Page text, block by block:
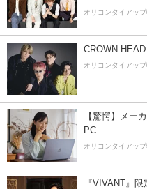
オリコンタイアッ
CROWN
オリコンタイアッ
【驚愕】メー
PC
オリコンタイアッ
『VIVANT』